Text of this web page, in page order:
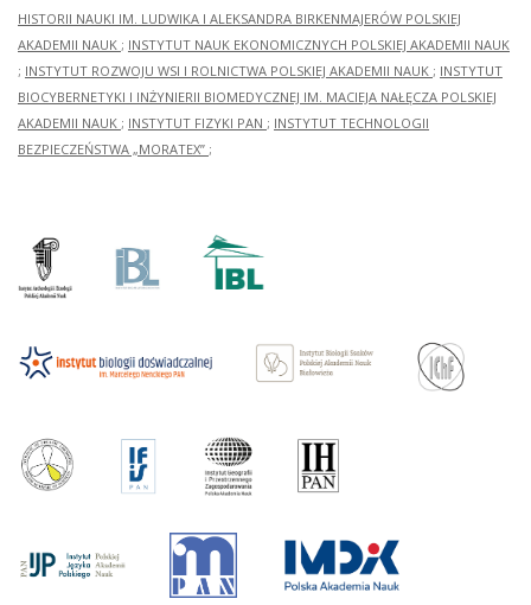
HISTORII NAUKI IM. LUDWIKA I ALEKSANDRA BIRKENMAJERÓW POLSKIEJ
AKADEMII NAUK ; INSTYTUT NAUK EKONOMICZNYCH POLSKIEJ AKADEMII NAUK
; INSTYTUT ROZWOJU WSI I ROLNICTWA POLSKIEJ AKADEMII NAUK ; INSTYTUT
BIOCYBERNETYKI I INŻYNIERII BIOMEDYCZNEJ IM. MACIEJA NAŁĘCZA POLSKIEJ
AKADEMII NAUK ; INSTYTUT FIZYKI PAN ; INSTYTUT TECHNOLOGII
BEZPIECZEŃSTWA „MORATEX” ;